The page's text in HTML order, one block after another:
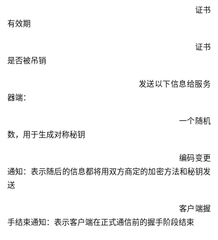
有效期
是否被吊销
器端：
数，用于生成对称秘钥
通知：表示随后的信息都将用双方商定的加密方法和秘钥发
送
手结束通知：表示客户端在正式通信前的握手阶段结束